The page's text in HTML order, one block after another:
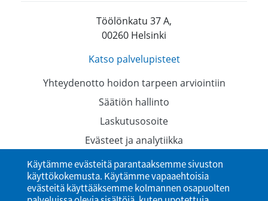
Töölönkatu 37 A,
00260 Helsinki
Katso palvelupisteet
Yhteydenotto hoidon tarpeen arviointiin
Säätiön hallinto
Laskutusosoite
Evästeet ja analytiikka
Tietosuojaselosteet
Saavutettavuusseloste
Käytämme evästeitä parantaaksemme sivuston
käyttökokemusta. Käytämme vapaaehtoisia
evästeitä käyttääksemme kolmannen osapuolten